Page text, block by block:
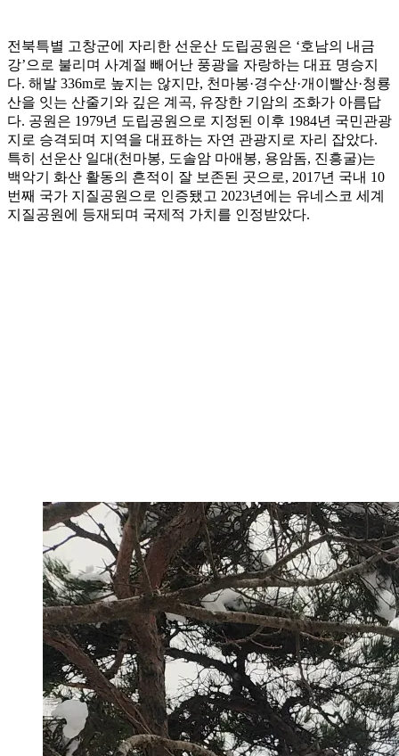
전북특별 고창군에 자리한 선운산 도립공원은 ‘호남의 내금
강’으로 불리며 사계절 빼어난 풍광을 자랑하는 대표 명승지
다. 해발 336m로 높지는 않지만, 천마봉·경수산·개이빨산·청룡
산을 잇는 산줄기와 깊은 계곡, 유장한 기암의 조화가 아름답
다. 공원은 1979년 도립공원으로 지정된 이후 1984년 국민관광
지로 승격되며 지역을 대표하는 자연 관광지로 자리 잡았다.
특히 선운산 일대(천마봉, 도솔암 마애봉, 용암돔, 진흥굴)는
백악기 화산 활동의 흔적이 잘 보존된 곳으로, 2017년 국내 10
번째 국가 지질공원으로 인증됐고 2023년에는 유네스코 세계
지질공원에 등재되며 국제적 가치를 인정받았다.